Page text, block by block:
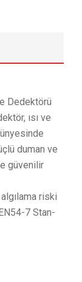
Dedektörü
ısı ve
duman ve
güvenilir
riski
7 Stan-